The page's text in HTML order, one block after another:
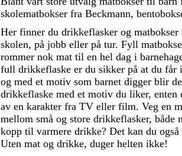
skolematbokser fra Beckmann,
Her finner du drikkeflasker og matbokser
skolen, på jobb eller på tur. Fyll
rommer nok mat til en hel dag i
full drikkeflaske er du sikker på at du får
og med et motiv som barnet digger blir
drikkeflaske med et motiv du liker,
av en karakter fra TV eller film. Veg en
mellom små og store drikkeflasker, både
kopp til varmere drikke? Det kan du
Uten mat og drikke, duger helten ikke!